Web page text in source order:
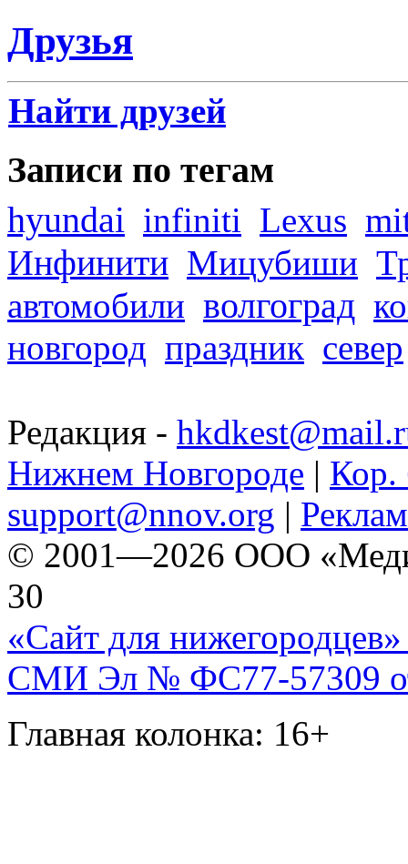
Друзья
Найти друзей
Записи по тегам
hyundai infiniti Lexus
Инфинити Мицубиши
автомобили волгоград
новгород праздник север
Редакция -
Нижнем Новгороде | Кор.
support@nnov.org |
© 2001—2026 ООО
30
«Сайт для нижегородцев»
СМИ Эл № ФС77-57309
Главная колонка: 16+